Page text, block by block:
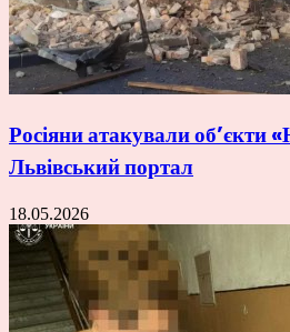
Росіяни атакували об’єкти
Львівський портал
18.05.2026